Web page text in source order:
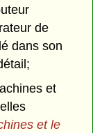
de
dans son
et
et le